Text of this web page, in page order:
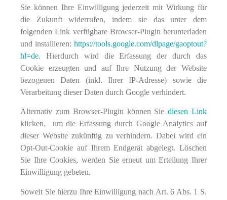
Sie können Ihre Einwilligung jederzeit mit Wirkung für
die Zukunft widerrufen, indem sie das unter dem
folgenden Link verfügbare Browser-Plugin herunterladen
und installieren: https://tools.google.com/dlpage/gaoptout?
hl=de. Hierdurch wird die Erfassung der durch das
Cookie erzeugten und auf Ihre Nutzung der Website
bezogenen Daten (inkl. Ihrer IP-Adresse) sowie die
Verarbeitung dieser Daten durch Google verhindert.
Alternativ zum Browser-Plugin können Siediesen Link
klicken, um die Erfassung durch Google Analytics auf
dieser Website zukünftig zu verhindern. Dabei wird ein
Opt-Out-Cookie auf Ihrem Endgerät abgelegt. Löschen
Sie Ihre Cookies, werden Sie erneut um Erteilung Ihrer
Einwilligung gebeten.
Soweit Sie hierzu Ihre Einwilligung nach Art. 6 Abs. 1 S.